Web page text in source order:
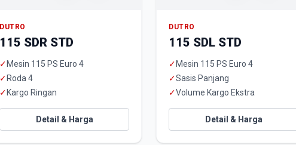
DUTRO
115 SDR STD
✓ Mesin 115 PS Euro 4
✓ Roda 4
✓ Kargo Ringan
Detail & Harga
DUTRO
115 SDL STD
✓ Mesin 115 PS Euro 4
✓Sasis Panjang
✓Volume Kargo Ekstra
Detail & Harga